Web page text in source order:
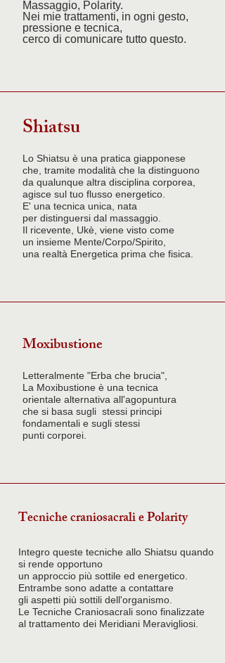
Massaggio, Polarity.
Nei mie trattamenti, in ogni gesto,
pressione e tecnica,
cerco di comunicare tutto questo.
Shiatsu
Lo Shiatsu è una pratica giapponese
che, tramite modalità che la distinguono
da qualunque altra disciplina corporea,
agisce sul tuo flusso energetico.
E' una tecnica unica, nata
per distinguersi dal massaggio.
Il ricevente, Ukè, viene visto come
un insieme Mente/Corpo/Spirito,
una realtà Energetica prima che fisica.
Moxibustione
Letteralmente "Erba che brucia",
La Moxibustione è una tecnica
orientale alternativa all'agopuntura
che si basa sugli stessi principi
fondamentali e sugli stessi
punti corporei.
Tecniche craniosacrali e Polarity
Integro queste tecniche allo Shiatsu quando
si rende opportuno
un approccio più sottile ed energetico.
Entrambe sono adatte a contattare
gli aspetti più sottili dell'organismo.
Le Tecniche Craniosacrali sono finalizzate
al trattamento dei Meridiani Meravigliosi.